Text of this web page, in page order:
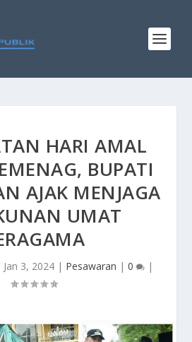
HARI AMAL
BUPATI
AJAK MENJAGA
UMAT
Jan 3, 2024| Pesawaran | 0 |